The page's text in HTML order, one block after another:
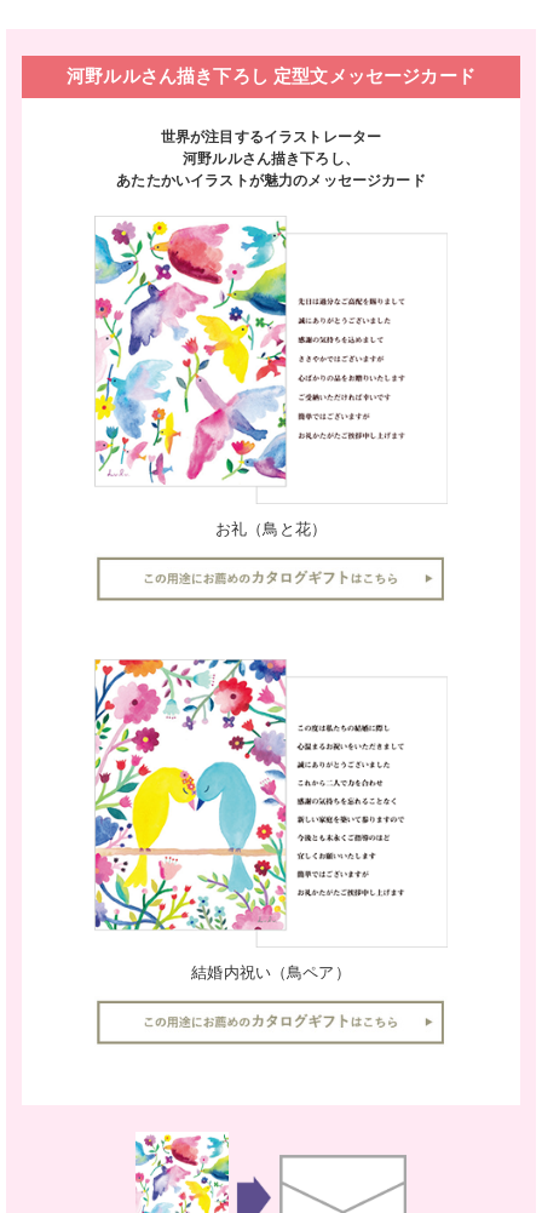
河野ルルさん描き下ろし 定型文メッセージカード
世界が注目するイラストレーター
河野ルルさん描き下ろし、
あたたかいイラストが魅力のメッセージカード
お礼（鳥と花）
結婚内祝い（鳥ペア）